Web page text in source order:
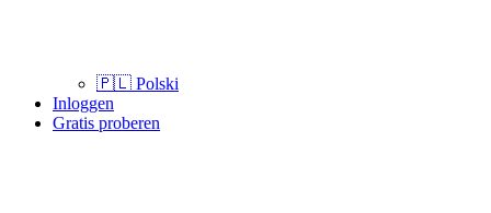
🇵🇱 Polski
Inloggen
Gratis proberen